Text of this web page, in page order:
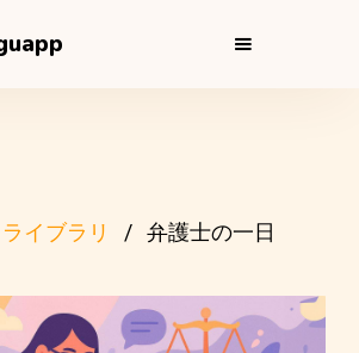
ライブラリ 弁護士の一日